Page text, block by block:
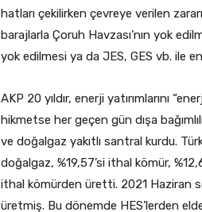
hatları çekilirken çevreye verilen
barajlarla Çoruh Havzası’nın yok
yok edilmesi ya da JES, GES vb. ile
AKP 20 yıldır, enerji yatırımlarını
hikmetse her geçen gün dışa
ve doğalgaz yakıtlı santral kurdu.
doğalgaz, %19,57’si ithal kömür,
ithal kömürden üretti. 2021 Haziran
üretmiş. Bu dönemde HES’lerden